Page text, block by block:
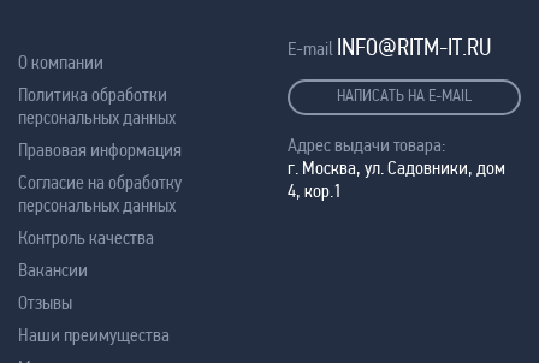
О компании
Политика обработки
персональных данных
Правовая информация
Согласие на обработку
персональных данных
Контроль качества
Вакансии
Отзывы
Наши преимущества
E-mail INFO@RITM-IT.RU
НАПИСАТЬ НА E-MAIL
Адрес выдачи товара:
г. Москва, ул. Садовники, дом
4, кор.1